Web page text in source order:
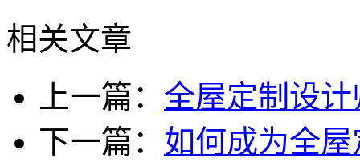
相关文章
上一篇： 全屋定制设计
下一篇： 如何成为全